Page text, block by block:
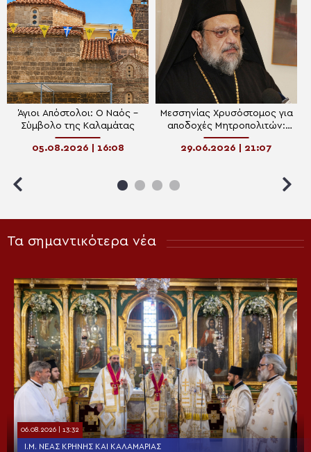
Άγιοι Απόστολοι: Ο Ναός –
Σύμβολο της Καλαμάτας
05.08.2026 | 16:08
Μεσσηνίας Χρυσόστομος για
αποδοχές Μητροπολιτών:
«Λαϊκισµός να κάνουµε
τέτοιου είδους συγκρίσεις»
29.06.2026 | 21:07
Τα σημαντικότερα νέα
06.08.2026 | 13:32
Ι.Μ. ΝΈΑΣ ΚΡΉΝΗΣ ΚΑΙ ΚΑΛΑΜΑΡΙΆΣ